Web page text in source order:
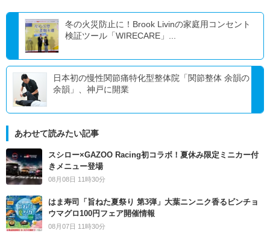
冬の火災防止に！Brook Livinの家庭用コンセント
検証ツール「WIRECARE」...
日本初の慢性関節痛特化型整体院「関節整体 余韻の
余韻」、神戸に開業
あわせて読みたい記事
スシロー×GAZOO Racing初コラボ！夏休み限定ミニカー付
きメニュー登場
08月08日 11時30分
はま寿司「旨ねた夏祭り 第3弾」大葉ニンニク香るビンチョ
ウマグロ100円フェア開催情報
08月07日 11時30分